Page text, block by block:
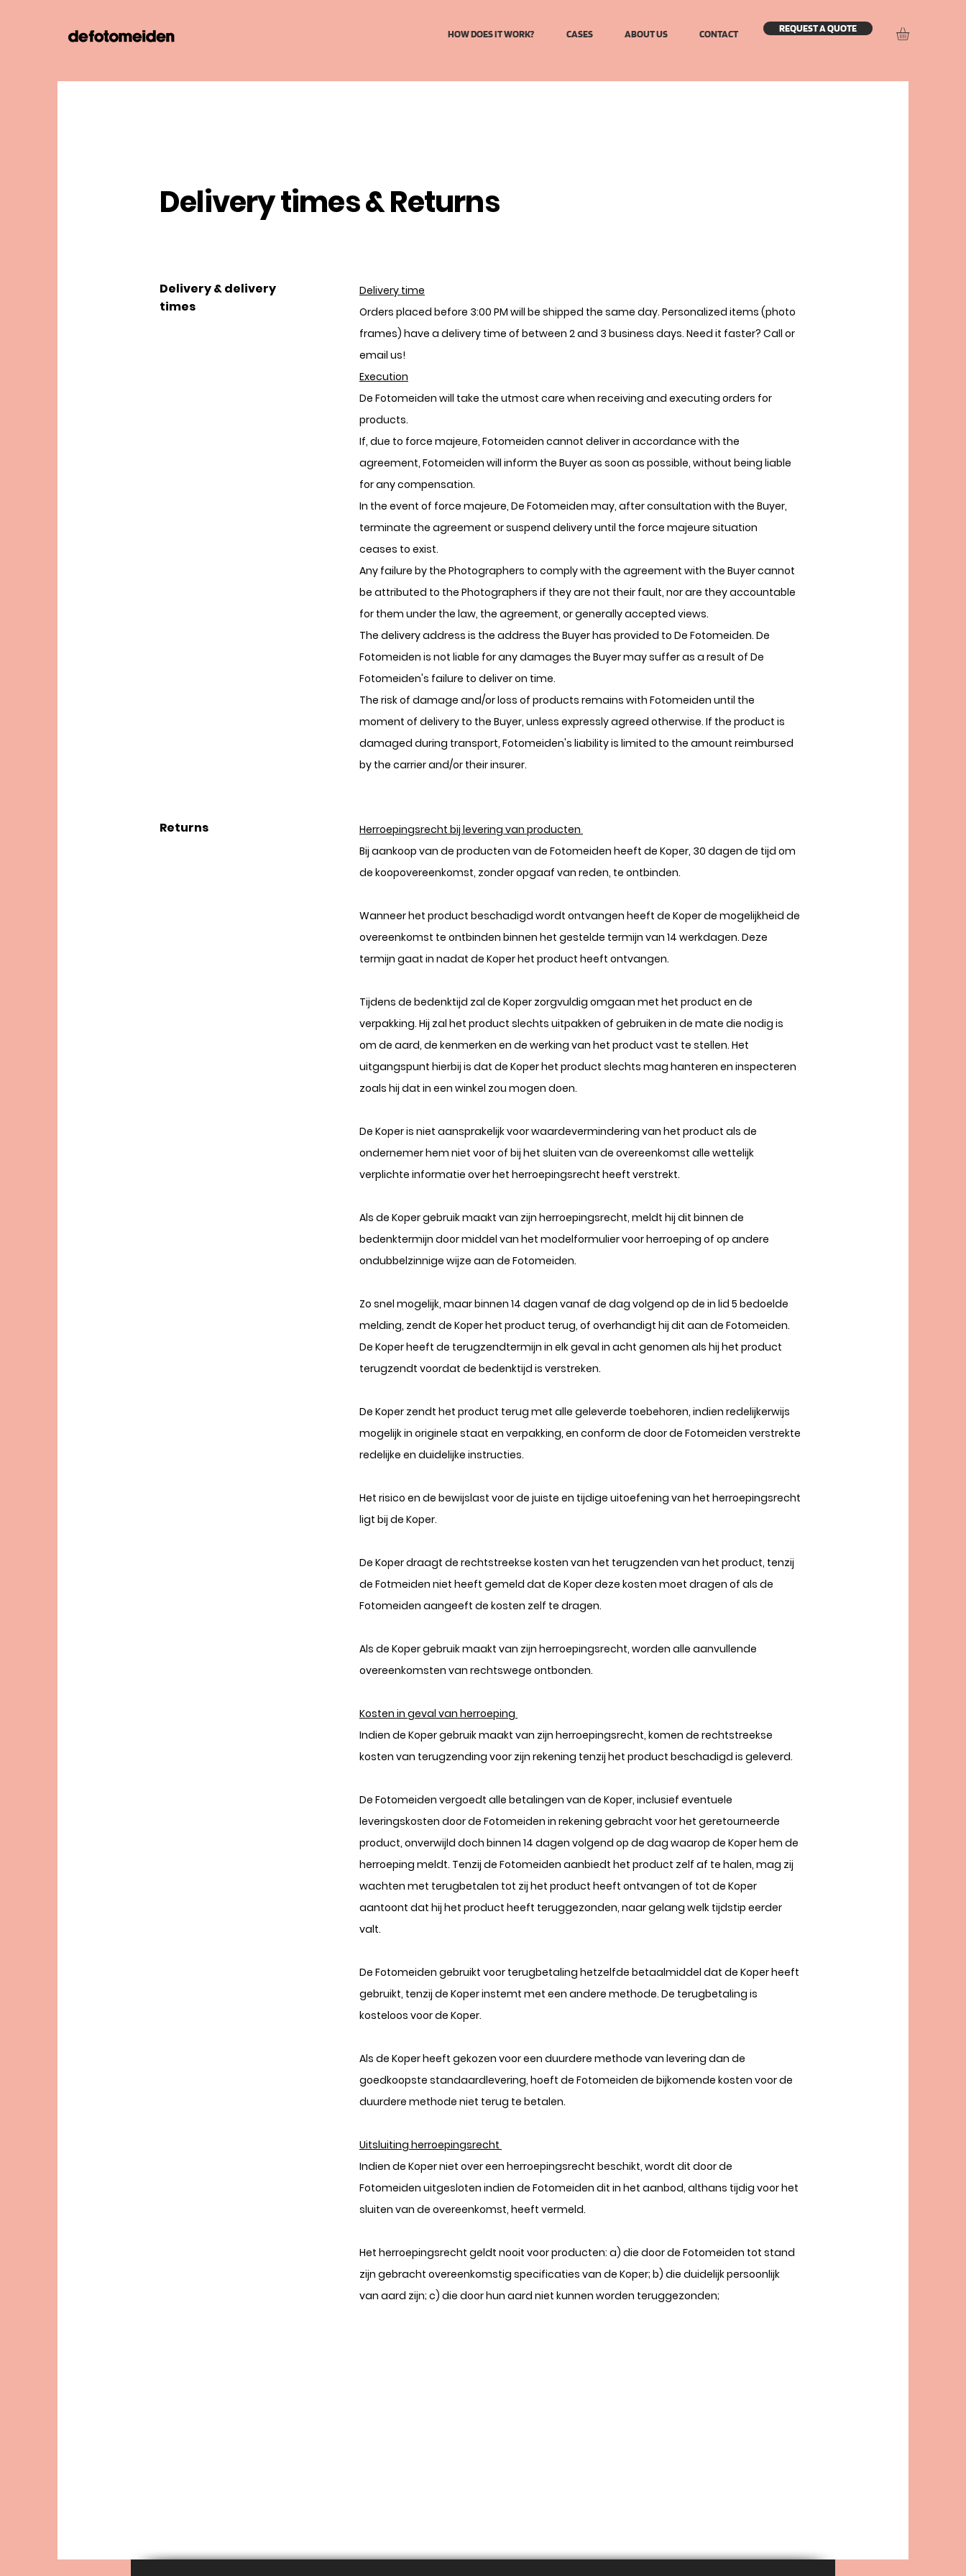
HOW DOES IT WORK? CASES ABOUT US CONTACT REQUEST A QUOTE
Delivery times & Returns
Delivery & delivery
times
Delivery time
Orders placed before 3:00 PM will be shipped the same day. Personalized items (photo
frames) have a delivery time of between 2 and 3 business days. Need it faster? Call or
email us!
Execution
De Fotomeiden will take the utmost care when receiving and executing orders for
products.
If, due to force majeure, Fotomeiden cannot deliver in accordance with the
agreement, Fotomeiden will inform the Buyer as soon as possible, without being liable
for any compensation.
In the event of force majeure, De Fotomeiden may, after consultation with the Buyer,
terminate the agreement or suspend delivery until the force majeure situation
ceases to exist.
Any failure by the Photographers to comply with the agreement with the Buyer cannot
be attributed to the Photographers if they are not their fault, nor are they accountable
for them under the law, the agreement, or generally accepted views.
The delivery address is the address the Buyer has provided to De Fotomeiden. De
Fotomeiden is not liable for any damages the Buyer may suffer as a result of De
Fotomeiden's failure to deliver on time.
The risk of damage and/or loss of products remains with Fotomeiden until the
moment of delivery to the Buyer, unless expressly agreed otherwise. If the product is
damaged during transport, Fotomeiden's liability is limited to the amount reimbursed
by the carrier and/or their insurer.
Returns
Herroepingsrecht bij levering van producten
Bij aankoop van de producten van de Fotomeiden heeft de Koper, 30 dagen de tijd om
de koopovereenkomst, zonder opgaaf van reden, te ontbinden.
Wanneer het product beschadigd wordt ontvangen heeft de Koper de mogelijkheid de
overeenkomst te ontbinden binnen het gestelde termijn van 14 werkdagen. Deze
termijn gaat in nadat de Koper het product heeft ontvangen.
Tijdens de bedenktijd zal de Koper zorgvuldig omgaan met het product en de
verpakking. Hij zal het product slechts uitpakken of gebruiken in de mate die nodig is
om de aard, de kenmerken en de werking van het product vast te stellen. Het
uitgangspunt hierbij is dat de Koper het product slechts mag hanteren en inspecteren
zoals hij dat in een winkel zou mogen doen.
De Koper is niet aansprakelijk voor waardevermindering van het product als de
ondernemer hem niet voor of bij het sluiten van de overeenkomst alle wettelijk
verplichte informatie over het herroepingsrecht heeft verstrekt.
Als de Koper gebruik maakt van zijn herroepingsrecht, meldt hij dit binnen de
bedenktermijn door middel van het modelformulier voor herroeping of op andere
ondubbelzinnige wijze aan de Fotomeiden.
Zo snel mogelijk, maar binnen 14 dagen vanaf de dag volgend op de in lid 5 bedoelde
melding, zendt de Koper het product terug, of overhandigt hij dit aan de Fotomeiden.
De Koper heeft de terugzendtermijn in elk geval in acht genomen als hij het product
terugzendt voordat de bedenktijd is verstreken.
De Koper zendt het product terug met alle geleverde toebehoren, indien redelijkerwijs
mogelijk in originele staat en verpakking, en conform de door de Fotomeiden verstrekte
redelijke en duidelijke instructies.
Het risico en de bewijslast voor de juiste en tijdige uitoefening van het herroepingsrecht
ligt bij de Koper.
De Koper draagt de rechtstreekse kosten van het terugzenden van het product, tenzij
de Fotmeiden niet heeft gemeld dat de Koper deze kosten moet dragen of als de
Fotomeiden aangeeft de kosten zelf te dragen.
Als de Koper gebruik maakt van zijn herroepingsrecht, worden alle aanvullende
overeenkomsten van rechtswege ontbonden.
Kosten in geval van herroeping
Indien de Koper gebruik maakt van zijn herroepingsrecht, komen de rechtstreekse
kosten van terugzending voor zijn rekening tenzij het product beschadigd is geleverd.
De Fotomeiden vergoedt alle betalingen van de Koper, inclusief eventuele
leveringskosten door de Fotomeiden in rekening gebracht voor het geretourneerde
product, onverwijld doch binnen 14 dagen volgend op de dag waarop de Koper hem de
herroeping meldt. Tenzij de Fotomeiden aanbiedt het product zelf af te halen, mag zij
wachten met terugbetalen tot zij het product heeft ontvangen of tot de Koper
aantoont dat hij het product heeft teruggezonden, naar gelang welk tijdstip eerder
valt.
De Fotomeiden gebruikt voor terugbetaling hetzelfde betaalmiddel dat de Koper heeft
gebruikt, tenzij de Koper instemt met een andere methode. De terugbetaling is
kosteloos voor de Koper.
Als de Koper heeft gekozen voor een duurdere methode van levering dan de
goedkoopste standaardlevering, hoeft de Fotomeiden de bijkomende kosten voor de
duurdere methode niet terug te betalen.
Uitsluiting herroepingsrecht
Indien de Koper niet over een herroepingsrecht beschikt, wordt dit door de
Fotomeiden uitgesloten indien de Fotomeiden dit in het aanbod, althans tijdig voor het
sluiten van de overeenkomst, heeft vermeld.
Het herroepingsrecht geldt nooit voor producten: a) die door de Fotomeiden tot stand
zijn gebracht overeenkomstig specificaties van de Koper; b) die duidelijk persoonlijk
van aard zijn; c) die door hun aard niet kunnen worden teruggezonden;